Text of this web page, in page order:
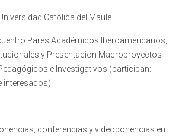
Católica del Maule
Pares Académicos Iberoamericanos,
y Presentación Macroproyectos
e Investigativos (participan:
interesados)
conferencias y videoponencias en